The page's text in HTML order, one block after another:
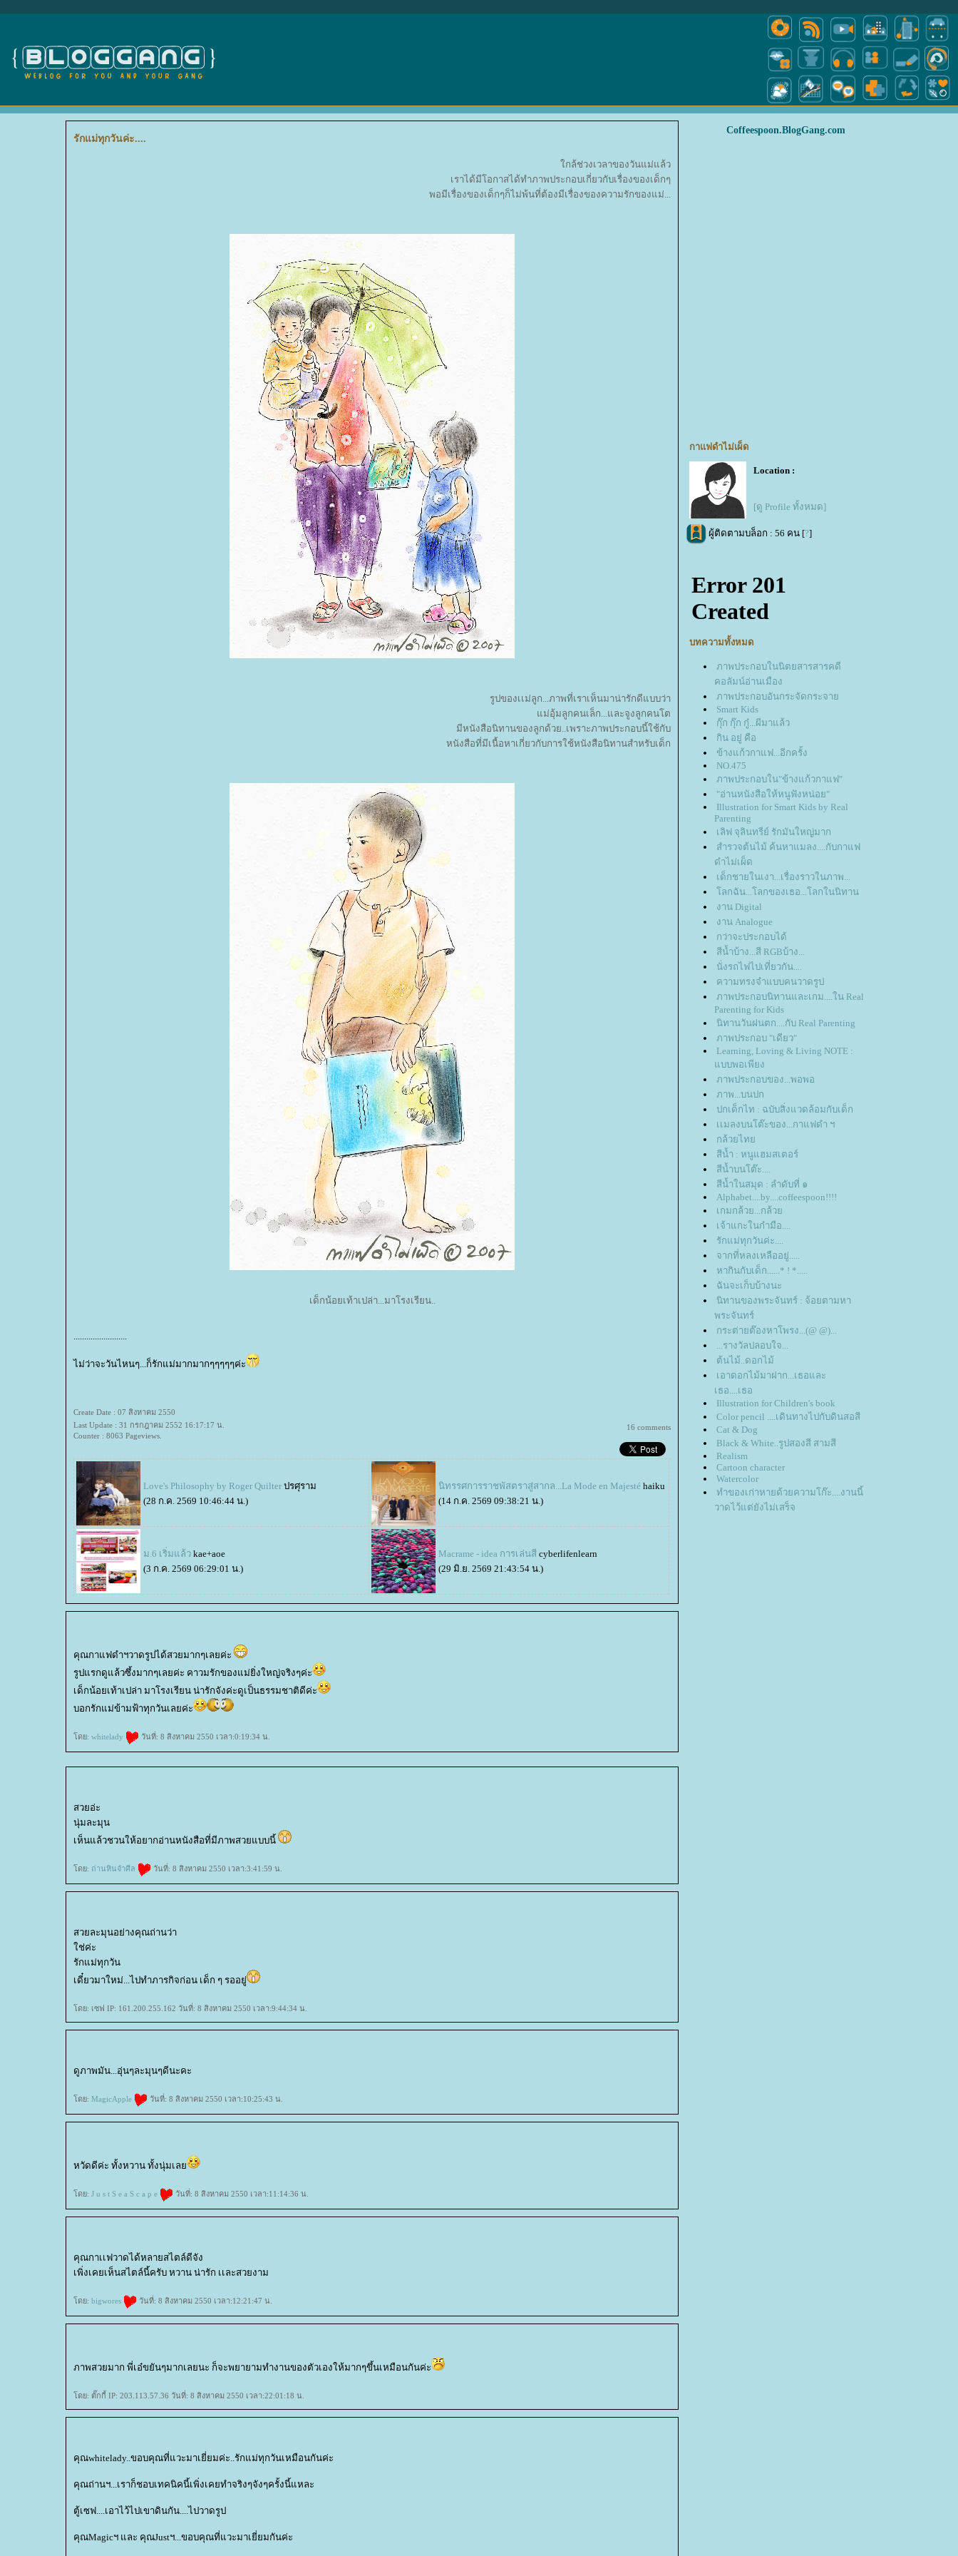
รักแม่ทุกวันค่ะ....
กล้ช่วงเวลาของวันแม่แล้ว
เราได้มีโอกาสได้ทำภาพประกอบเกี่ยวกับเรื่องของเด็กๆ
พอมีเรื่องของเด็กๆก็ไม่พ้นที่ต้องมีเรื่องของความรักของแม่...
รูปของเเม่ลูก...ภาพที่เราเห็นมาน่ารักดีแบบว่า
ม่อุ้มลูกคนเล็ก...และจูงลูกคนโต
มีหนังสือนิทานของลูกด้วย..เพราะภาพประกอบนี้ใช้กับ
หนังสือที่มีเนื้อหาเกี่ยวกับการใช้หนังสือนิทานสำหรับเด็ก
เด็กน้อยเท้าเปล่า...มาโรงเรียน..
ไม่ว่าจะวันไหนๆ...ก็รักแม่มากมากๆๆๆๆๆค่ะ
Create Date : 07 สิงหาคม 2550
Last Update : 31 กรกฎาคม 2552 16:17:17 น.
Counter : 8063 Pageviews.
16 comments
Love's Philosophy by Roger Quilter ปรศุราม
(28 ก.ค. 2569 10:46:44 น.)
นิทรรศการราชพัสตราสู่สากล...La Mode en Majesté haiku
(14 ก.ค. 2569 09:38:21 น.)
ม.6 เริ่มแล้ว kae+aoe
(3 ก.ค. 2569 06:29:01 น.)
Macrame - idea การเล่นสี cyberlifenlearn
(29 มิ.ย. 2569 21:43:54 น.)
คุณกาแฟดำฯวาดรูปได้สวยมากๆเลยค่ะ
รูปแรกดูแล้วซึ้งมากๆเลยค่ะ คาวมรักของแม่ยิ่งใหญ่จริงๆค่ะ
เด็กน้อยเท้าเปล่า มาโรงเรียน น่ารักจังค่ะดูเป็นธรรมชาติดีค่ะ
บอกรักแม่ข้ามฟ้าทุกวันเลยค่ะ
ดย: whitelady วันที่: 8 สิงหาคม 2550 เวลา:0:19:34 น.
สวยอ่ะ
นุ่มละมุน
เห็นแล้วชวนให้อยากอ่านหนังสือที่มีภาพสวยแบบนี้
ดย: ถ่านหินจำศีล วันที่: 8 สิงหาคม 2550 เวลา:3:41:59 น.
สวยละมุนอย่างคุณถ่านว่า
ช่ค่ะ
รักแม่ทุกวัน
เดี๋ยวมาใหม่...ไปทำภารกิจก่อน เด็ก ๆ รออยู่
ดย: เซฟ IP: 161.200.255.162 วันที่: 8 สิงหาคม 2550 เวลา:9:44:34 น.
ดูภาพมัน...อุ่นๆละมุนๆดีนะคะ
ดย: MagicApple วันที่: 8 สิงหาคม 2550 เวลา:10:25:43 น.
หวัดดีค่ะ ทั้งหวาน ทั้งนุ่มเล
ดย: J u s t S e a S c a p e วันที่: 8 สิงหาคม 2550 เวลา:11:14:36 น.
คุณกาเเฟวาดได้หลายสไตล์ดีจัง
เพิ่งเคยเห็นสไตล์นี้ครับ หวาน น่ารัก เเละสวยงาม
ดย: bigwores วันที่: 8 สิงหาคม 2550 เวลา:12:21:47 น.
ภาพสวยมาก พี่เอ๋ขยันๆมากเลยนะ ก็จะพยายามทำงานของตัวเองให้มากๆขึ้นเหมือนกันค่ะ
ดย: ตั๊กกี้ IP: 203.113.57.36 วันที่: 8 สิงหาคม 2550 เวลา:22:01:18 น.
คุณwhitelady..ขอบคุณที่แวะมาเยี่ยมค่ะ..รักแม่ทุกวันเหมือนกันค่ะ
คุณถ่านฯ...เราก็ชอบเทคนิคนี้เพิ่งเคยทำจริงๆจังๆครั้งนี้แหละ
ตู้เซฟ....เอาไว้ไปเขาดินกัน....ไปวาดรูป
คุณMagicฯ และ คุณJustฯ...ขอบคุณที่แวะมาเยี่ยมกันค่ะ
Coffeespoon.BlogGang.com
กาแฟดำไม่เผ็ด
Location :
[ดู Profile ทั้งหมด]
ผู้ติดตามบล็อก : 56 คน [?]
บทความทั้งหมด
ภาพประกอบในนิตยสารสารคดี
คอลัมน์อ่านเมือง
ภาพประกอบอันกระจัดกระจา
Smart Kids
กุ๊ก กุ๊ก กู๋...ผีมาแล้ว
กิน อยู่ คือ
ข้างแก้วกาแฟ...อีกครั้ง
NO.475
ภาพประกอบใน"ข้างแก้วกาแฟ"
"อ่านหนังสือให้หนูฟังหน่อย"
Illustration for Smart Kids by Real
Parenting
เลิฟ จุลินทรีย์ รักมันใหญ่มาก
สำรวจต้นไม้ ค้นหาแมลง....กับกาแฟ
ดำไม่เผ็ด
เด็กชายในเงา...เรื่องราวในภาพ...
ลกฉัน...โลกของเธอ...โลกในนิทาน
งาน Digital
งาน Analogue
กว่าจะประกอบได้
สีน้ำบ้าง...สี RGBบ้าง...
นั่งรถไฟไปเที่ยวกัน....
ความทรงจำแบบคนวาดรูป
ภาพประกอบนิทานและเกม....ใน Real
Parenting for Kids
นิทานวันฝนตก....กับ Real Parenting
ภาพประกอบ "เดียว"
Learning, Loving & Living NOTE :
บบพอเพียง
ภาพประกอบของ...พอพอ
ภาพ...บนปก
ปกเด็กไท : ฉบับสิ่งแวดล้อมกับเด็ก
เเมลงบนโต๊ะของ...กาแฟดำ ฯ
กล้วยไท
สีน้ำ : หนูแฮมสเตอร์
สีน้ำบนโต๊ะ....
สีน้ำในสมุด : ลำดับที่ ๑
Alphabet....by....coffeespoon!!!!
เกมกล้วย...กล้ว
เจ้าแกะในกำมือ....
รักแม่ทุกวันค่ะ....
จากที่หลงเหลืออยู่.....
หากินกับเด็ก......* ! *.....
ฉันจะเก็บบ้างนะ
นิทานของพระจันทร์ : จ้อยตามหา
พระจันทร์
กระต่ายต๊องหาโพรง...(@ @)...
...รางวัลปลอบใจ...
ต้นไม้..ดอกไม้
เอาดอกไม้มาฝาก...เธอและ
เธอ....เธอ
Illustration for Children's book
Color pencil ....เดินทางไปกับดินสอสี
Cat & Dog
Black & White..รูปสองสี สามสี
Realism
Cartoon character
Watercolor
ทำของเก่าหายด้วยความโก๊ะ....งานนี้
วาดไว้แต่ยังไม่เสร็จ